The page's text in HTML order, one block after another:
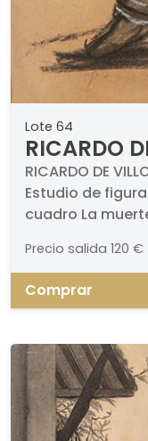
Lote 64
RICARDO
de figura
senador
muerte de
RICARDO DE
Estudio de
cuadro La
310 mm. Con
Precio salida 120 €
Comprar